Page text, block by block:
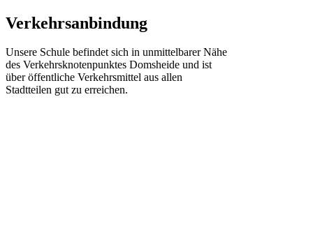
Verkehrsanbindung
Unsere Schule befindet sich in unmittelbarer Nähe
des Verkehrsknotenpunktes Domsheide und ist
über öffentliche Verkehrsmittel aus allen
Stadtteilen gut zu erreichen.